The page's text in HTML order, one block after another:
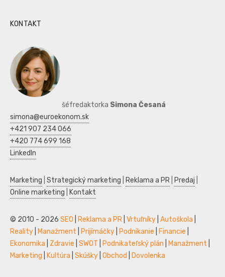
KONTAKT
šéfredaktorka Simona Česaná
simona@euroekonom.sk
+421 907 234 066
+420 774 699 168
LinkedIn
Marketing Strategický marketing Reklama a PR Predaj
Online marketing
Kontakt
© 2010 - 2026 SEO Reklama a PR Vrtuľníky Autoškola
Reality
Manažment Prijímáčky Podnikanie Financie
Ekonomika
Zdravie SWOT Podnikateľský plán Manažment
Marketing
Kultúra Skúšky Obchod Dovolenka